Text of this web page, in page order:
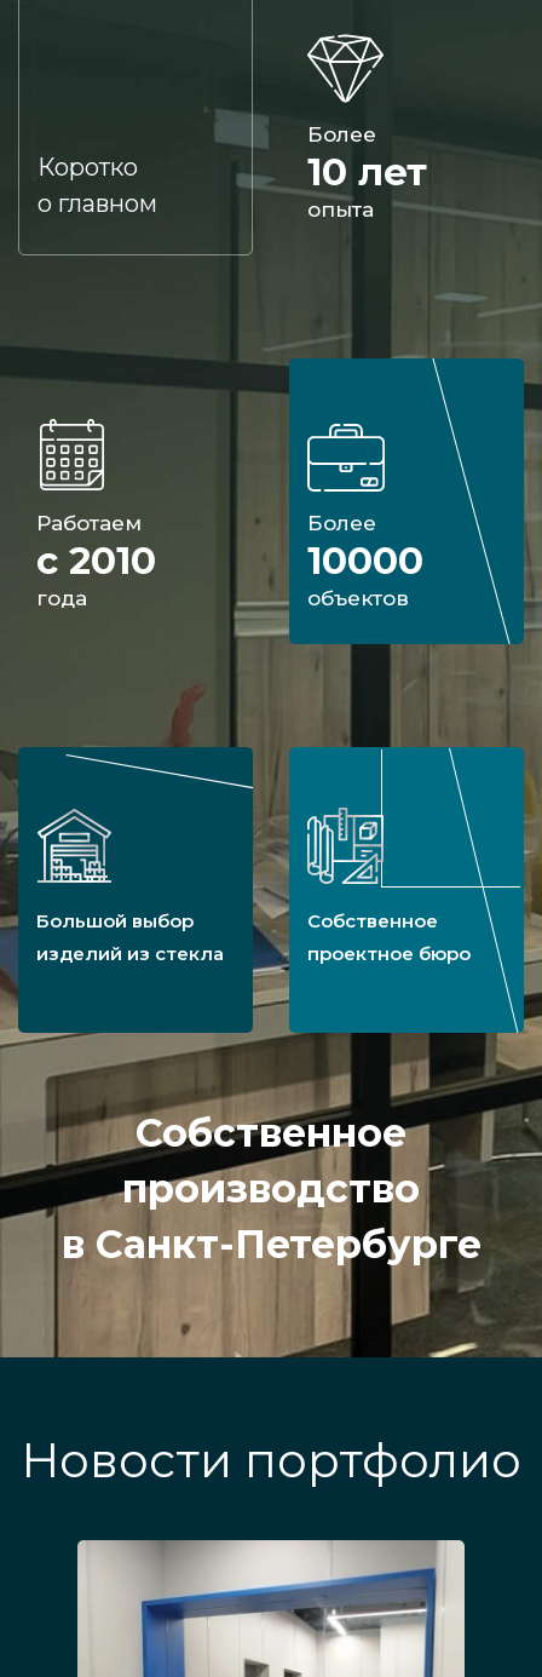
Коротко
о главном
Более
10 лет
опыта
Работаем
с 2010
года
Более
10000
объектов
Большой выбор
изделий из стекла
Собственное
проектное бюро
Собственное
производство
в Санкт-Петербурге
Новости портфолио